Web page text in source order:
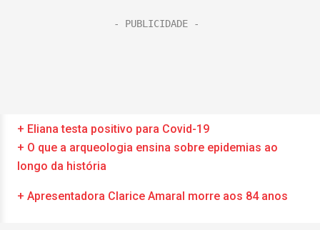
+ Eliana testa positivo para Covid-19
+ O que a arqueologia ensina sobre epidemias ao
longo da história
+ Apresentadora Clarice Amaral morre aos 84 anos